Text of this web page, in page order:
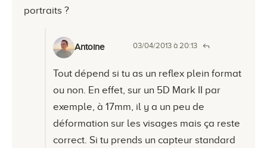
portraits ?
Antoine 03/04/2013 à 20:13
Tout dépend si tu as un reflex plein format
ou non. En effet, sur un 5D Mark II par
exemple, à 17mm, il y a un peu de
déformation sur les visages mais ça reste
correct. Si tu prends un capteur standard